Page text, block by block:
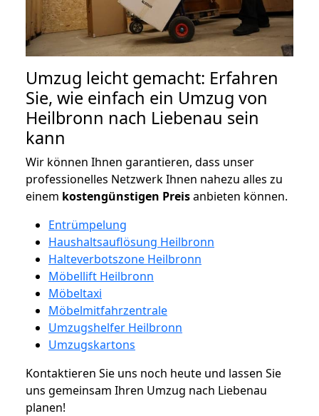
Umzug leicht gemacht: Erfahren
Sie, wie einfach ein Umzug von
Heilbronn nach Liebenau sein
kann
Wir können Ihnen garantieren, dass unser
professionelles Netzwerk Ihnen nahezu alles zu
einem kostengünstigen Preisanbieten können.
Entrümpelung
Haushaltsauflösung Heilbronn
Halteverbotszone Heilbronn
Möbellift Heilbronn
Möbeltaxi
Möbelmitfahrzentrale
Umzugshelfer Heilbronn
Umzugskartons
Kontaktieren Sie uns noch heute und lassen Sie
uns gemeinsam Ihren Umzug nach Liebenau
planen!